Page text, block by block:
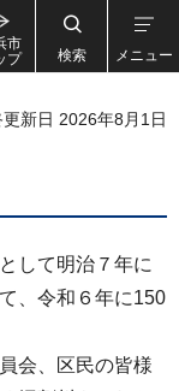
市
プ
検索 メニュー
新日 2026年8月1日
して明治７年に
、令和６年に150
会、区民の皆様